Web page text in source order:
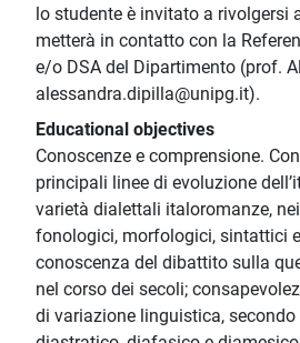
lo studente è invitato a rivolgersi
metterà in contatto con la
e/o DSA del Dipartimento (prof.
alessandra.dipilla@unipg.it).
Educational objectives
Conoscenze e comprensione.
principali linee di evoluzione
varietà dialettali italoromanze,
fonologici, morfologici, sintattici
conoscenza del dibattito sulla
nel corso dei secoli;
di variazione linguistica,